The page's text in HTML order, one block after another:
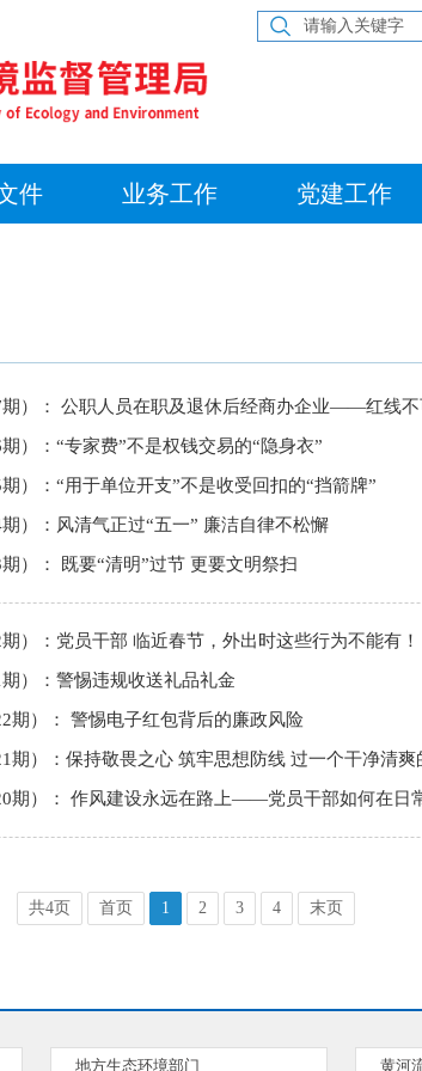
件 业务工作 党建工作
期）： 公职人员在职及退休后经商办企业——红线
）：“专家费”不是权钱交易的“隐身衣”
）：“用于单位开支”不是收受回扣的“挡箭牌”
）：风清气正过“五一” 廉洁自律不松懈
）： 既要“清明”过节 更要文明祭扫
）：党员干部 临近春节，外出时这些行为不能有！
）：警惕违规收送礼品礼金
期）： 警惕电子红包背后的廉政风险
期）：保持敬畏之心 筑牢思想防线 过一个干净清爽
共4页 首页 1 2 3 4 末页
地方生态环境部门 黄河